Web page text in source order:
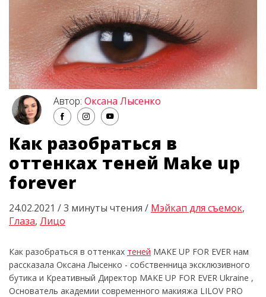
Автор: Оксана Лысенко
Как разобраться в
оттенках теней Make up
forever
24.02.2021 / 3 минуты чтения / Мэйкап для съемок,
Глаза, Лицо
Как разобраться в оттенках теней MAKE UP FOR EVER нам
рассказала Оксана Лысенко - собственница эксклюзивного
бутика и Креативный Директор MAKE UP FOR EVER Ukraine ,
Основатель академии современного макияжа LILOV PRO